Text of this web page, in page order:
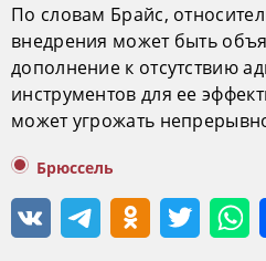
По словам Брайс,
внедрения может быть
дополнение к отсутствию
инструментов для ее
может угрожать
Брюссель